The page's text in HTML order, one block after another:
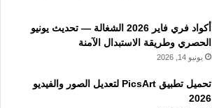
أكواد فري فاير 2026 الشغالة — تحديث يونيو
الحصري وطريقة الاستبدال الآمنة
يونيو 14, 2026
تحميل تطبيق PicsArt لتعديل الصور والفيديو
2026